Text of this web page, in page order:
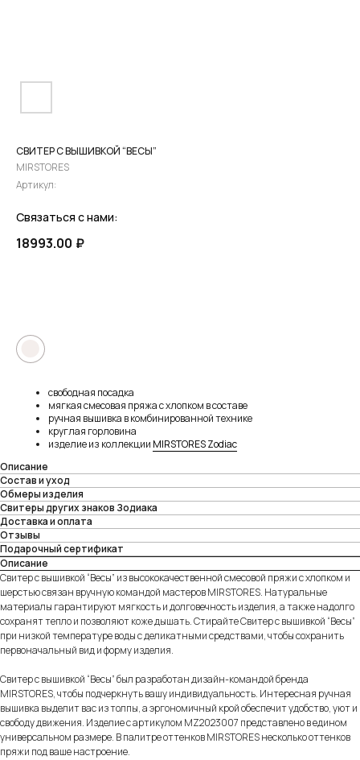
СВИТЕР С ВЫШИВКОЙ “ВЕСЫ”
MIRSTORES
Артикул:
Связаться с нами:
18993.00 ₽
●
свободная посадка
мягкая смесовая пряжа с хлопком в составе
ручная вышивка в комбинированной технике
круглая горловина
изделие из коллекции MIRSTORES Zodiac
Описание
Состав и уход
Обмеры изделия
Свитеры других знаков Зодиака
Доставка и оплата
Отзывы
Подарочный сертификат
Описание
Свитер с вышивкой “Весы” из высококачественной смесовой пряжи с хлопком и
шерстью связан вручную командой мастеров MIRSTORES. Натуральные
материалы гарантируют мягкость и долговечность изделия, а также надолго
сохранят тепло и позволяют коже дышать. Стирайте Свитер с вышивкой “Весы”
при низкой температуре воды с деликатными средствами, чтобы сохранить
первоначальный вид и форму изделия.
Свитер с вышивкой “Весы” был разработан дизайн-командой бренда
MIRSTORES, чтобы подчеркнуть вашу индивидуальность. Интересная ручная
вышивка выделит вас из толпы, а эргономичный крой обеспечит удобство, уют и
свободу движения. Изделие с артикулом MZ2023007 представлено в едином
универсальном размере. В палитре оттенков MIRSTORES несколько оттенков
пряжи под ваше настроение.